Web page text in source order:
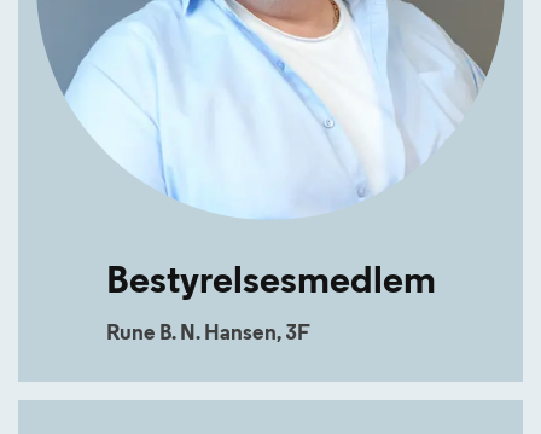
Bestyrelsesmedlem
Rune B. N. Hansen, 3F